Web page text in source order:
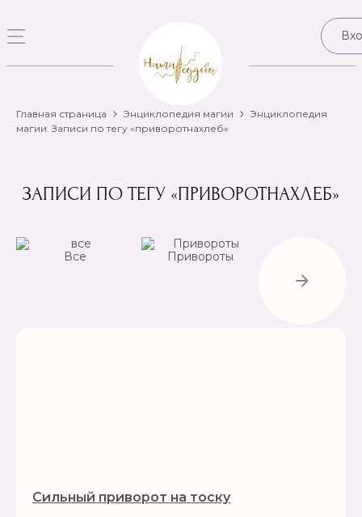
Главная страница Энциклопедия магии
Энциклопедия
магии. Записи по тегу «приворотнахлеб»
ЗАПИСИ ПО ТЕГУ «ПРИВОРОТНАХЛЕБ»
Все
Привороты
Рассорки
Сильный приворот на тоску